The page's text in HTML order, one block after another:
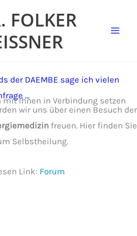
FOLKER
der DAEMBE sage ich vielen
…
mit Ihnen in Verbindung setzen
wir uns über einen Besuch der
freuen. Hier finden Sie
Selbstheilung.
Link: Forum